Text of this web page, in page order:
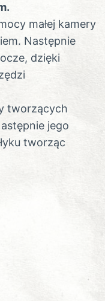
małej kamery
Następnie
dzięki
tworzących
jego
tworząc